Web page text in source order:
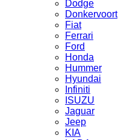
Dodge
Donkervoort
Fiat
Ferrari
Ford
Honda
Hummer
Hyundai
Infiniti
ISUZU
Jaguar
Jeep
KIA